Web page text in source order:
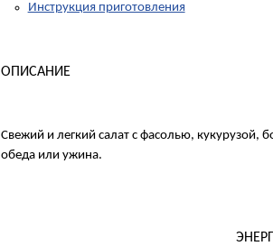
Инструкция приготовления
ОПИСАНИЕ
Свежий и легкий салат с фасолью,
обеда или ужина.